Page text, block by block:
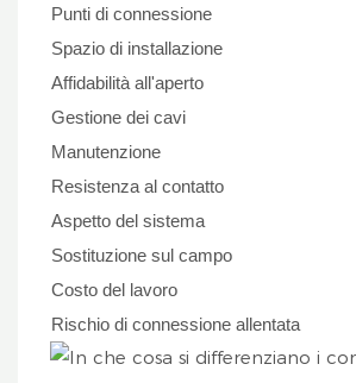
Punti di connessione
Spazio di installazione
Affidabilità all'aperto
Gestione dei cavi
Manutenzione
Resistenza al contatto
Aspetto del sistema
Sostituzione sul campo
Costo del lavoro
Rischio di connessione allentata